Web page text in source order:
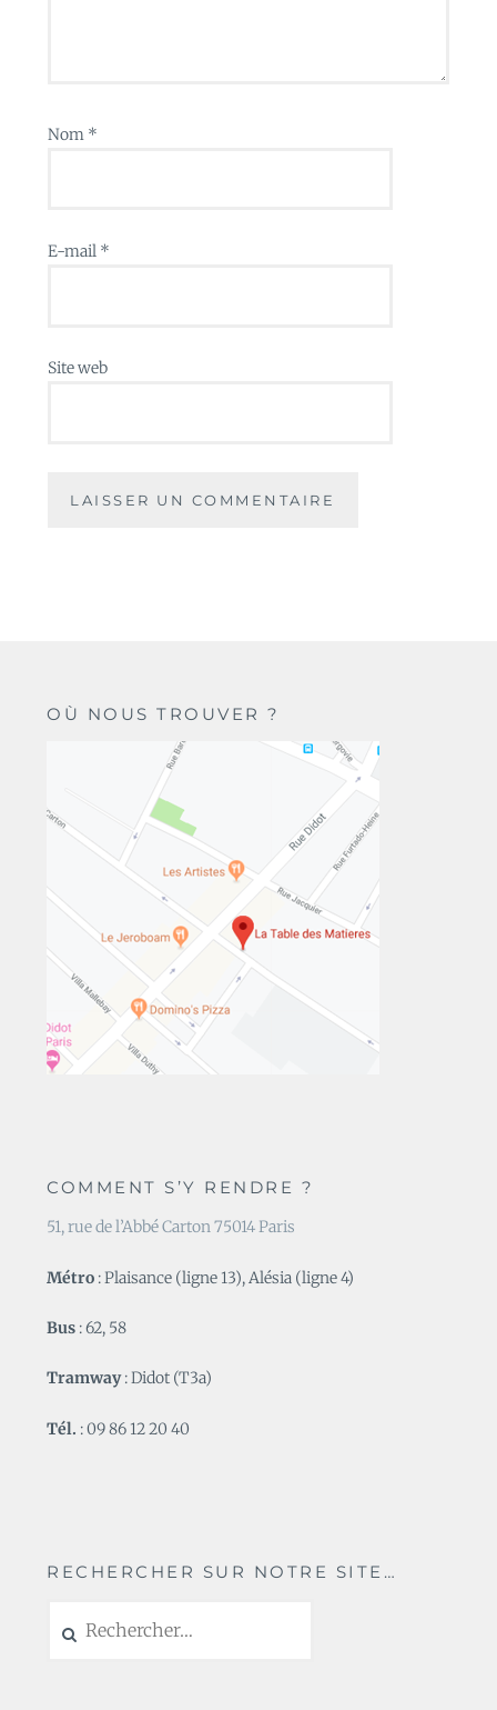
Nom *
E-mail *
Site web
OÙ NOUS TROUVER ?
COMMENT S’Y RENDRE ?
51, rue de l’Abbé Carton 75014 Paris
Métro : Plaisance (ligne 13), Alésia (ligne 4)
Bus : 62, 58
Tramway: Didot (T3a)
Tél. : 09 86 12 20 40
RECHERCHER SUR NOTRE SITE…